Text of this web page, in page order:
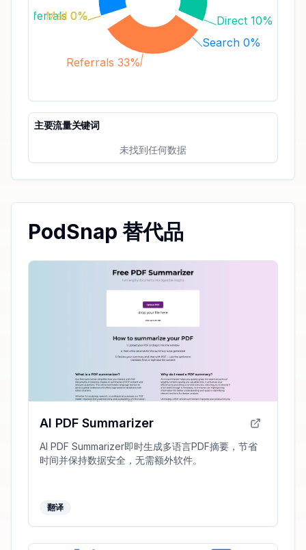
Referrals 0%
Mail 0%
Referrals 33%
Search 0%
Direct 10%
主要流量关键词
未找到任何数据
PodSnap 替代品
AI PDF Summarizer
AI PDF Summarizer即时生成多语言PDF摘要，节省
时间并保持数据安全，无需额外软件。
翻译